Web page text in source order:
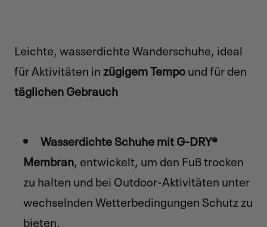
Leichte, wasserdichte Wanderschuhe, ideal
für Aktivitäten in zügigem Tempound für den
täglichen Gebrauch
Wasserdichte Schuhe mit G-DRY®
Membran, entwickelt, um den Fuß trocken
zu halten und bei Outdoor-Aktivitäten unter
wechselnden Wetterbedingungen Schutz zu
bieten.